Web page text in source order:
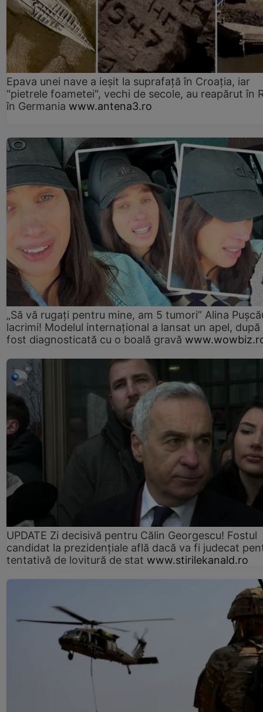
Epava unei nave a ieșit la suprafață în Croația, iar
"pietrele foametei", vechi de secole, au reapărut în
în Germania www.antena3.ro
„Să vă rugați pentru mine, am 5 tumori” Alina
lacrimi! Modelul internațional a lansat un apel, după
fost diagnosticată cu o boală gravă
UPDATE Zi decisivă pentru Călin Georgescu! Fostul
candidat la prezidențiale află dacă va fi judecat
tentativă de lovitură de stat www.stirilekanald.ro